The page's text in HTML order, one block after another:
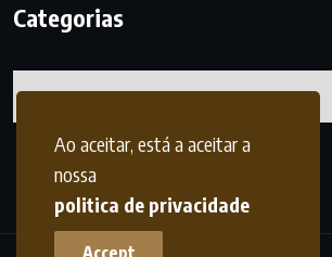
Ao aceitar, está a aceitar a
nossa
politica de privacidade
Accept
Categorias